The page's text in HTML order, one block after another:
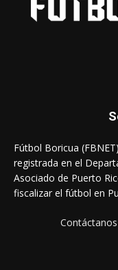
Fútbol Boricua
registrada en el
Asociado de Puerto
fiscalizar el fútbol en